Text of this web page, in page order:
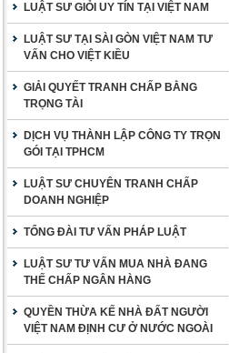
LUẬT SƯ GIỎI UY TÍN TẠI VIỆT NAM
LUẬT SƯ TẠI SÀI GÒN VIỆT NAM TƯ
VẤN CHO VIỆT KIỀU
GIẢI QUYẾT TRANH CHẤP BẰNG
TRỌNG TÀI
DỊCH VỤ THÀNH LẬP CÔNG TY TRỌN
GÓI TẠI TPHCM
LUẬT SƯ CHUYÊN TRANH CHẤP
DOANH NGHIỆP
TỔNG ĐÀI TƯ VẤN PHÁP LUẬT
LUẬT SƯ TƯ VẤN MUA NHÀ ĐANG
THẾ CHẤP NGÂN HÀNG
QUYỀN THỪA KẾ NHÀ ĐẤT NGƯỜI
VIỆT NAM ĐỊNH CƯ Ở NƯỚC NGOÀI